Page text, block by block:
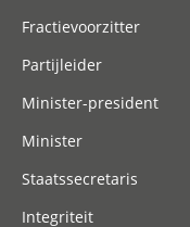
Fractievoorzitter
Partijleider
Minister-president
Minister
Staatssecretaris
Integriteit